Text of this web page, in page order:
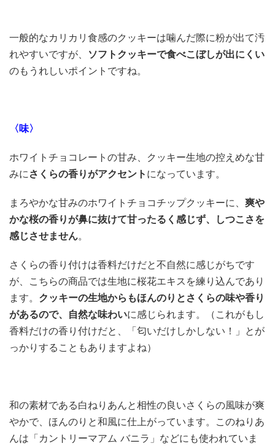
一般的なカリカリ食感のクッキーは噛んだ際に粉が出て汚
れやすいですが、 ソフトクッキーで食べこぼしが出にくい
のもうれしいポイントですね。
〈味〉
ホワイトチョコレートの甘み、クッキー生地の控えめな甘
みに さくらの香りがアクセント になっています。
まろやかな甘みのホワイトチョコチップクッキーに、 爽や
かな桜の香りが鼻に抜けて甘ったるく感じず、しつこさを
感じさせません。
さくらの香り付けは香料だけだと不自然に感じがちです
が、こちらの商品では生地に桜花エキスを練り込んであり
ます。 クッキーの生地からもほんのりとさくらの味や香り
があるので、自然な味わいに感じられます。（これがもし
香料だけの香り付けだと、「匂いだけしかしない！」とが
っかりすることもありますよね）
和の素材である白ねりあんと相性の良いさくらの風味が爽
やかで、ほんのりと和風に仕上がっています。このねりあ
んは「カントリーマアム バニラ」などにも使われていま